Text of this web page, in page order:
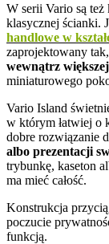
W serii Vario są
klasycznej ścianki.
handlowe w
zaprojektowany
wewnątrz
miniaturowego
Vario Island
w którym łatwiej o
dobre rozwiązanie
albo prezentacji
trybunkę, kaseton
ma mieć całość.
Konstrukcja
poczucie
funkcją.